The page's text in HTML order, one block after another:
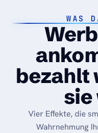
WAS
bezahlt
Vier Effekte, die
Wahrnehmung